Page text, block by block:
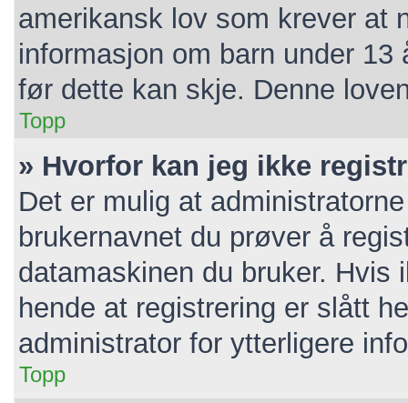
amerikansk lov som krever at
informasjon om barn under
før dette kan skje. Denne
Topp
» Hvorfor kan jeg ikke
Det er mulig at
brukernavnet du prøver å
datamaskinen du bruker.
hende at registrering er slått
administrator for ytterligere
Topp